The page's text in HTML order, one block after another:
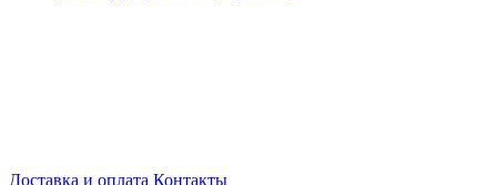
Доставка и оплата Контакты